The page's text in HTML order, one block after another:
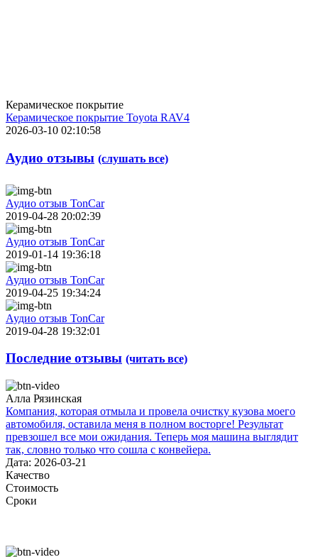
Керамическое покрытие
Керамическое покрытие Toyota RAV4
2026-03-10 02:10:58
Аудио отзывы (слушать все)
Аудио отзыв TonCar
2019-04-28 20:02:39
Аудио отзыв TonCar
2019-01-14 19:36:18
Аудио отзыв TonCar
2019-04-25 19:34:24
Аудио отзыв TonCar
2019-04-28 19:32:01
Последние отзывы (читать все)
Алла Рязинская
Компания, которая отмыла и провела очистку кузова моего
автомобиля, оставила меня в полном восторге! Результат
превзошел все мои ожидания. Теперь моя машина выглядит
так, словно только что сошла с конвейера.
Дата: 2026-03-21
Качество
Стоимость
Сроки